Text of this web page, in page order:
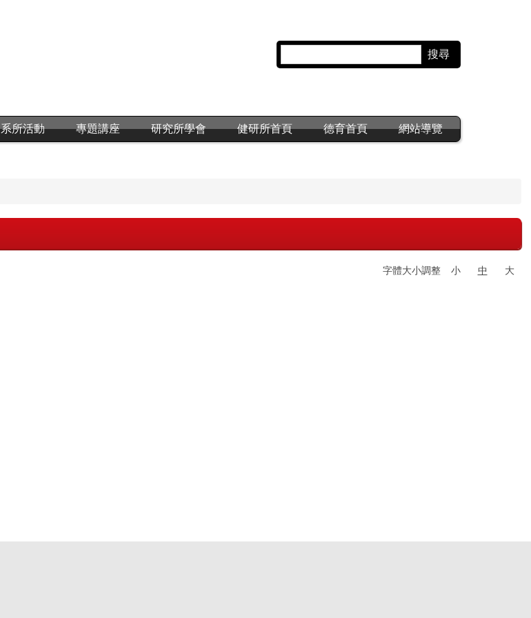
系所活動 專題講座 研究所學會 健研所首頁 德育首頁 網站導覽
搜尋
字體大小調整 小 中 大